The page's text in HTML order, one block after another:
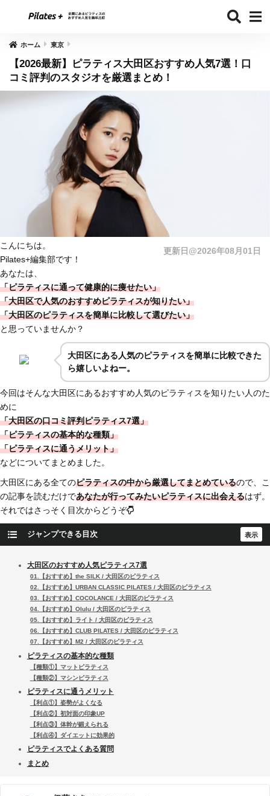
ホーム 東京
【2026最新】ピラティス大田区おすすめ人気7選！口
コミ評判のスタジオを厳選まとめ！
更新日@2026年08月01日
こんにちは。
Pilates+編集部です！
あなたは、
「ピラティスに通って健康的に痩せたい」
「大田区で人気のおすすめピラティスが知りたい」
「大田区のピラティスを簡単に比較して選びたい」
と思っていませんか？
大田区にある人気のピラティスを簡単に比較できた
ら嬉しいよねー。
今回はそんな大田区にあるおすすめ人気のピラティスを知りたい人のた
めに
「大田区の口コミ評判ピラティス7選」
「ピラティスの基本的な種類」
「ピラティスに通うメリット」
などについてまとめました。
大田区にある全てのピラティスの中から厳選してまとめているので、こ
の記事を読むだけであなたが行ってみたいピラティスに出会えるはず。
それではさっそく目次からどうぞ
ジャンプできる目次
大田区のおすすめ人気ピラティス7選
01.【おすすめ】the SILK / 大田区のピラティス
02.【おすすめ】URBAN CLASSIC PILATES / 大田区のピラティス
03.【おすすめ】COCOLANCE / 大田区のピラティス
04.【おすすめ】Olulu / 大田区のピラティス
05.【おすすめ】ライト / 大田区のピラティス
06.【おすすめ】CLUB PILATES / 大田区のピラティス
07.【おすすめ】M2 / 大田区のピラティス
ピラティスの基本的な種類
【種類①】マットピラティス
【種類②】マシンピラティス
ピラティスに通うメリット
【利点①】姿勢がよくなる
【利点②】初対面の印象UP
【利点③】体幹が鍛えられる
【利点④】ダイエットに効果的
ピラティスでよくある質問
まとめ